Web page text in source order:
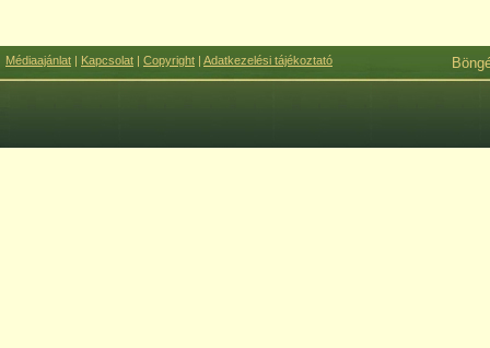
Médiaajánlat | Kapcsolat | Copyright | Adatkezelési tájékoztató